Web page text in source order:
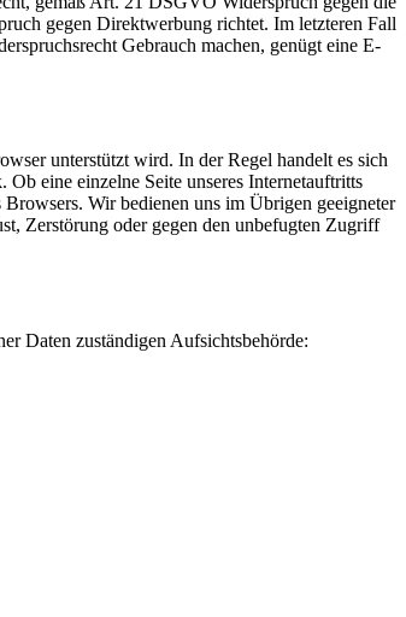
gegen Direktwerbung richtet. Im letzteren Fall
Gebrauch machen, genügt eine E-
unterstützt wird. In der Regel handelt es sich
eine einzelne Seite unseres Internetauftritts
Browsers. Wir bedienen uns im Übrigen geeigneter
Zerstörung oder gegen den unbefugten Zugriff
Daten zuständigen Aufsichtsbehörde: